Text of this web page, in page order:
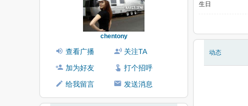
chentony
查看广播
关注TA
加为好友
打个招呼
给我留言
发送消息
生日
动态